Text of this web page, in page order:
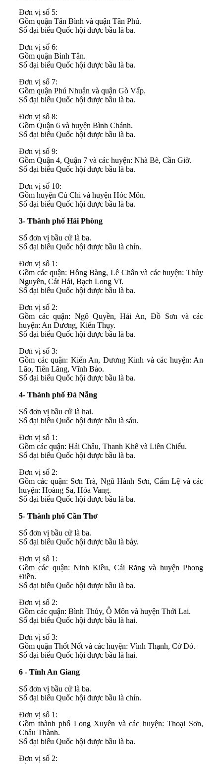
Đơn vị số 5:
Gồm quận Tân Bình và quận Tân Phú.
Số đại biểu Quốc hội được bầu là ba.
Đơn vị số 6:
Gồm quận Bình Tân.
Số đại biểu Quốc hội được bầu là ba.
Đơn vị số 7:
Gồm quận Phú Nhuận và quận Gò Vấp.
Số đại biểu Quốc hội được bầu là ba.
Đơn vị số 8:
Gồm Quận 6 và huyện Bình Chánh.
Số đại biểu Quốc hội được bầu là ba.
Đơn vị số 9:
Gồm Quận 4, Quận 7 và các huyện: Nhà Bè, Cần Giờ.
Số đại biểu Quốc hội được bầu là ba.
Đơn vị số 10:
Gồm huyện Củ Chi và huyện Hóc Môn.
Số đại biểu Quốc hội được bầu là ba.
3- Thành phố Hải Phòng
Số đơn vị bầu cử là ba.
Số đại biểu Quốc hội được bầu là chín.
Đơn vị số 1:
Gồm các quận: Hồng Bàng, Lê Chân và các huyện: Thủy
Nguyên, Cát Hải, Bạch Long Vĩ.
Số đại biểu Quốc hội được bầu là ba.
Đơn vị số 2:
Gồm các quận: Ngô Quyền, Hải An, Đồ Sơn và các
huyện: An Dương, Kiến Thụy.
Số đại biểu Quốc hội được bầu là ba.
Đơn vị số 3:
Gồm các quận: Kiến An, Dương Kinh và các huyện: An
Lão, Tiên Lãng, Vĩnh Bảo.
Số đại biểu Quốc hội được bầu là ba.
4- Thành phố Đà Nẵng
Số đơn vị bầu cử là hai.
Số đại biểu Quốc hội được bầu là sáu.
Đơn vị số 1:
Gồm các quận: Hải Châu, Thanh Khê và Liên Chiểu.
Số đại biểu Quốc hội được bầu là ba.
Đơn vị số 2:
Gồm các quận: Sơn Trà, Ngũ Hành Sơn, Cẩm Lệ và các
huyện: Hoàng Sa, Hòa Vang.
Số đại biểu Quốc hội được bầu là ba.
5- Thành phố Cần Thơ
Số đơn vị bầu cử là ba.
Số đại biểu Quốc hội được bầu là bảy.
Đơn vị số 1:
Gồm các quận: Ninh Kiều, Cái Răng và huyện Phong
Điền.
Số đại biểu Quốc hội được bầu là ba.
Đơn vị số 2:
Gồm các quận: Bình Thủy, Ô Môn và huyện Thới Lai.
Số đại biểu Quốc hội được bầu là hai.
Đơn vị số 3:
Gồm quận Thốt Nốt và các huyện: Vĩnh Thạnh, Cờ Đỏ.
Số đại biểu Quốc hội được bầu là hai.
6 - Tỉnh An Giang
Số đơn vị bầu cử là ba.
Số đại biểu Quốc hội được bầu là chín.
Đơn vị số 1:
Gồm thành phố Long Xuyên và các huyện: Thoại Sơn,
Châu Thành.
Số đại biểu Quốc hội được bầu là ba.
Đơn vị số 2: